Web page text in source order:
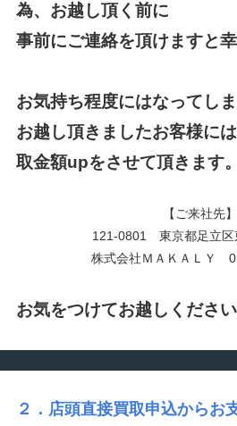
為、お越し頂く前に
事前にご連絡を頂けますと幸
お気持ち程度にはなってしま
お越し頂きましたお客様に
取金額upをさせて頂きます。
【ご来社先】
121-0801 東京都足立区
株式会社ＭＡＫＡＬＹ
お気をつけてお越しくださ
２．店頭直接買取申込からお